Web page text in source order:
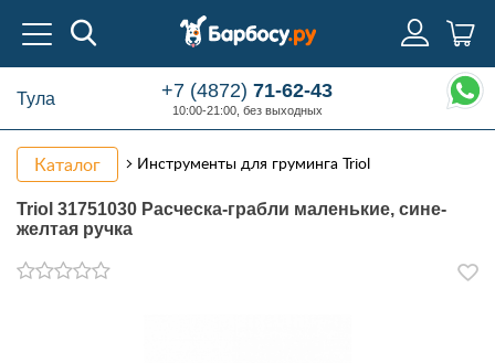
Тула +7 (4872)71-62-43
10:00-21:00, без выходных
Каталог Инструменты для груминга Triol
Triol 31751030 Расческа-грабли маленькие, сине-
желтая ручка